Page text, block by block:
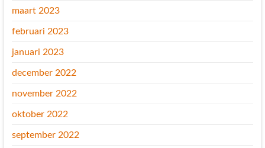
maart 2023
februari 2023
januari 2023
december 2022
november 2022
oktober 2022
september 2022